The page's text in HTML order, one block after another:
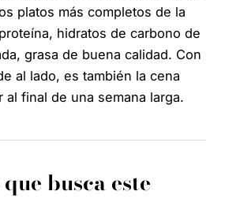
platos más completos de la
hidratos de carbono de
grasa de buena calidad. Con
al lado, es también la cena
al final de una semana larga.
busca este